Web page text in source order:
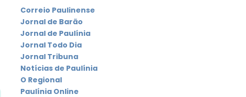
Correio Paulinense
Jornal de Barão
Jornal de Paulínia
Jornal Todo Dia
Jornal Tribuna
Notícias de Paulínia
O Regional
Paulínia Online